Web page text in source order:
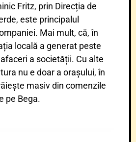
Fritz, prin Direcția de
este principalul
Mai mult, că, în
locală a generat peste
a societății. Cu alte
nu e doar a orașului, în
masiv din comenzile
pe Bega.